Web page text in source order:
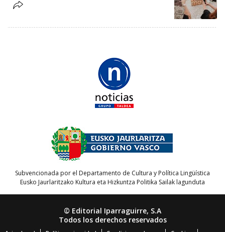
Subvencionada por el Departamento de Cultura y Política Lingüística
Eusko Jaurlaritzako Kultura eta Hizkuntza Politika Sailak lagunduta
© Editorial Iparraguirre, S.A
Todos los derechos reservados